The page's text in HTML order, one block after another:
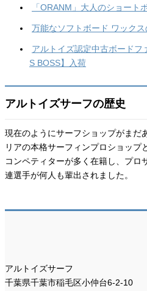
「ORANM」大人のショート
万能なソフトボード ワック
アルトイズ認定中古ボードフ
S BOSS】入荷
アルトイズサーフの歴史
現在のようにサーフショップがまだ
リアの本格サーフィンプロショップ
コンペティターが多く在籍し、プロ
連選手が何人も輩出されました。
アルトイズサーフ
千葉県千葉市稲毛区小仲台6-2-10